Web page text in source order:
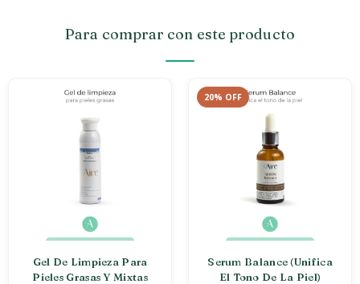
Para comprar con este producto
Gel De Limpieza Para
Pieles Grasas Y Mixtas
20% OFF
Serum Balance (unifica
El Tono De La Piel)